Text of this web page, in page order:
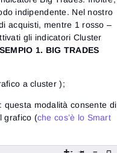
indipendente. Nel nostro
acquisti, mentre 1 rosso –
​​gli indicatori Cluster
1. BIG TRADES
a cluster );
questa modalità consente di
grafico (che cos’è lo Smart
Hai dimenticato la password?